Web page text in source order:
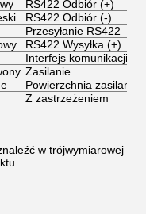
RS422 Odbiór (+)
RS422 Odbiór (-)
Przesyłanie RS422
RS422 Wysyłka (+)
Interfejs komunikacji
Zasilanie
Powierzchnia zasilania
Z zastrzeżeniem
w trójwymiarowej